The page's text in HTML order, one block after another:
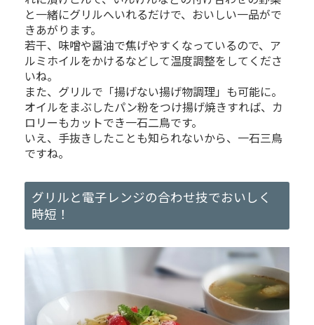
と一緒にグリルへいれるだけで、おいしい一品がで
きあがります。
若干、味噌や醤油で焦げやすくなっているので、ア
ルミホイルをかけるなどして温度調整をしてくださ
いね。
また、グリルで「揚げない揚げ物調理」も可能に。
オイルをまぶしたパン粉をつけ揚げ焼きすれば、カ
ロリーもカットでき一石二鳥です。
いえ、手抜きしたことも知られないから、一石三鳥
ですね。
グリルと電子レンジの合わせ技でおいしく
時短！